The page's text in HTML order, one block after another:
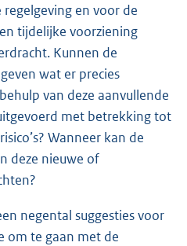
en voor de
tijdelijke voorziening
Kunnen de
wat er precies
van deze aanvullende
met betrekking tot
Wanneer kan de
deze nieuwe of
negental suggesties voor
om te gaan met de